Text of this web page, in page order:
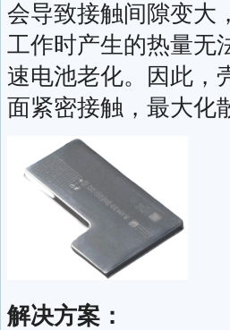
会导致接触间隙变大
工作时产生的热量无
速电池老化。因此，
面紧密接触，最大化
解决方案：